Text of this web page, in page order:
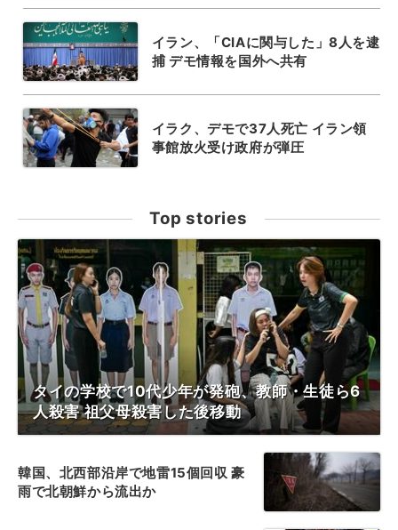
イラン、「CIAに関与した」8人を逮
捕 デモ情報を国外へ共有
イラク、デモで37人死亡 イラン領
事館放火受け政府が弾圧
Top stories
タイの学校で10代少年が発砲、教師・生徒ら6
人殺害 祖父母殺害した後移動
韓国、北西部沿岸で地雷15個回収 豪
雨で北朝鮮から流出か